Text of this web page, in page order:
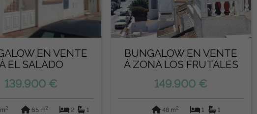
EN VENTE
EL SALADO
139.900 €
2 65 m2 2 1
BUNGALOW EN VENTE
À ZONA LOS FRUTALES
149.900 €
48 m2 1 1